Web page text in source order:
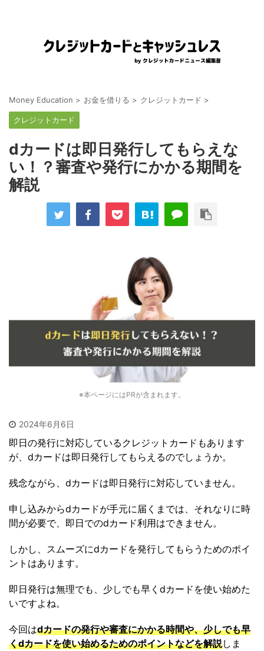
Money Education > お金を借りる > クレジットカード >
クレジットカード
dカードは即日発行してもらえな
い！？審査や発行にかかる期間を
解説
※本ページにはPRが含まれます。
2024年6月6日
即日の発行に対応しているクレジットカードもあります
が、dカードは即日発行してもらえるのでしょうか。
残念ながら、dカードは即日発行に対応していません。
申し込みからdカードが手元に届くまでは、それなりに時
間が必要で、即日でのdカード利用はできません。
しかし、スムーズにdカードを発行してもらうためのポイ
ントはあります。
即日発行は無理でも、少しでも早くdカードを使い始めた
いですよね。
今回はdカードの発行や審査にかかる時間や、少しでも早
くdカードを使い始めるためのポイントなどを解説しま